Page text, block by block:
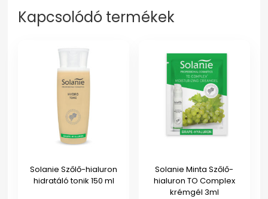
Kapcsolódó termékek
Solanie Szőlő-hialuron
hidratáló tonik 150 ml
Solanie Minta Szőlő-
hialuron TO Complex
krémgél 3ml